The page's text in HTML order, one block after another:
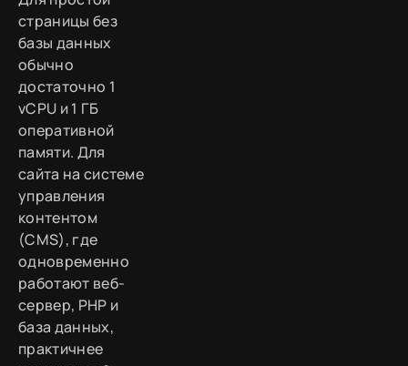
страницы без
базы данных
обычно
достаточно 1
vCPU и 1 ГБ
оперативной
памяти. Для
сайта на системе
управления
контентом
(CMS), где
одновременно
работают веб-
сервер, PHP и
база данных,
практичнее